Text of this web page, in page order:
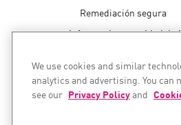
Remediación segura
Informe de seguridad de
Aseguramos su
©1994–2026 Check
We use cookies and similar
analytics and advertising. You can
see our Privacy Policyand